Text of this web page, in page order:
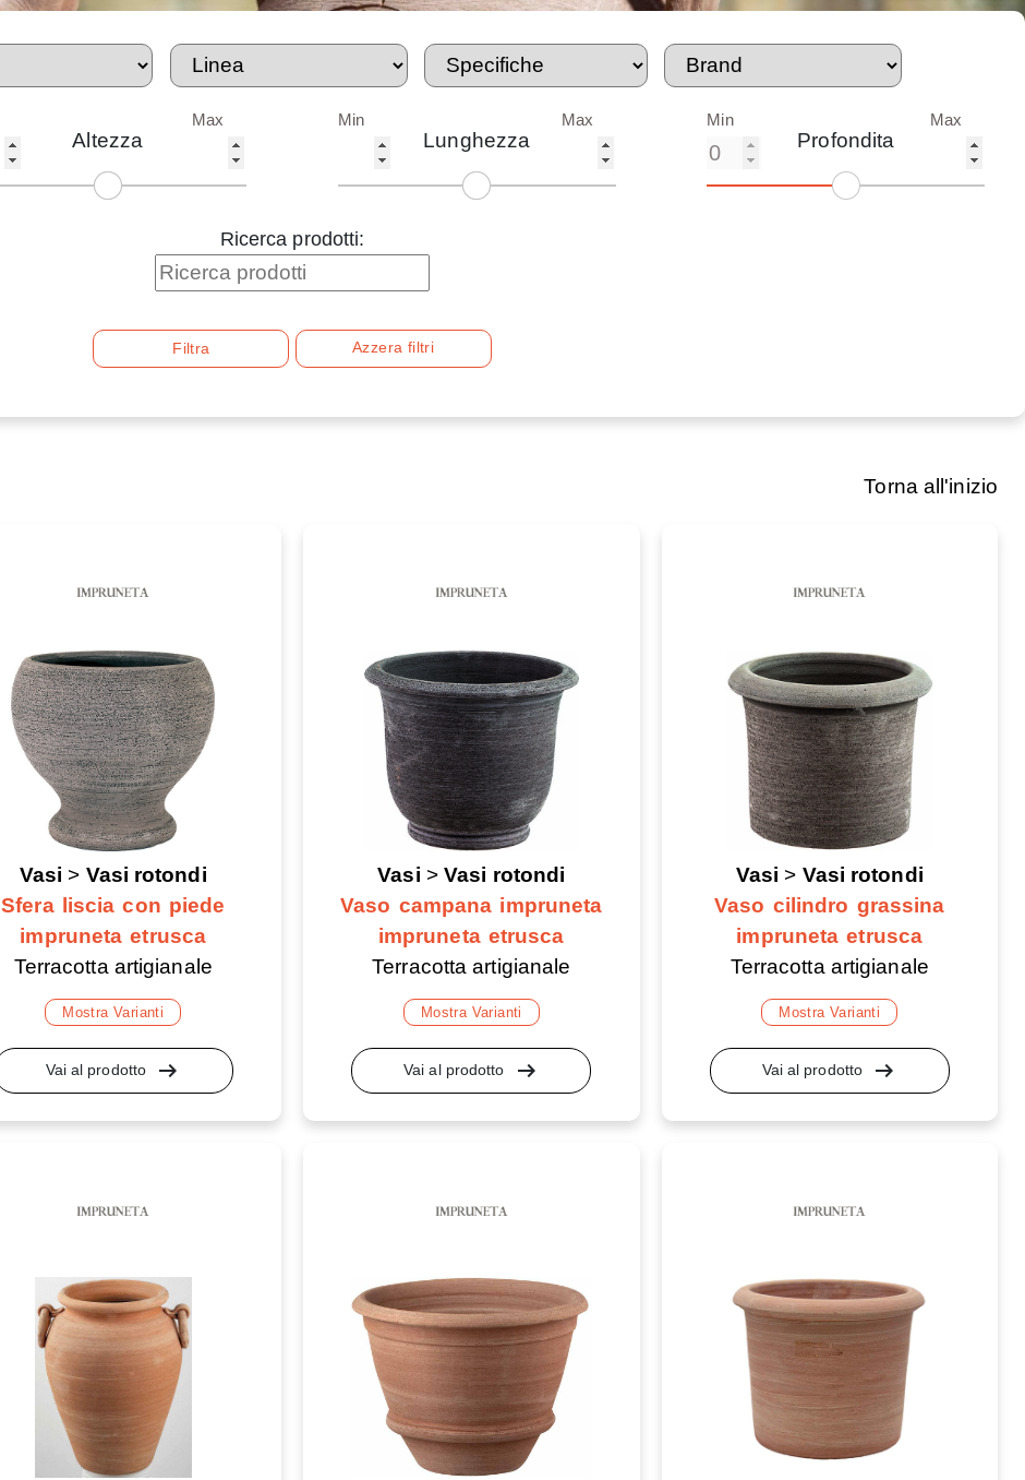
Altezza
Max
Lunghezza
Min Max
Profondita
Min Max
Ricerca prodotti:
Filtra Azzera filtri
Torna all'inizio
Vasi > Vasi rotondi
Sfera liscia con piede
impruneta etrusca
Terracotta artigianale
Mostra Varianti
Vai al prodotto arrow_right_alt
Vasi > Vasi rotondi
Vaso campana impruneta
impruneta etrusca
Terracotta artigianale
Mostra Varianti
Vai al prodotto arrow_right_alt
Vasi > Vasi rotondi
Vaso cilindro grassina
impruneta etrusca
Terracotta artigianale
Mostra Varianti
Vai al prodotto arrow_right_alt